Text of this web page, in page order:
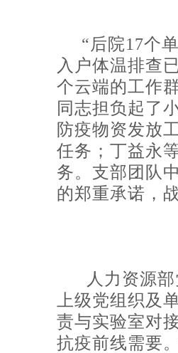
“后院17个
入户体温排查
个云端的工作
同志担负起了
防疫物资发放
任务；丁益永
务。支部团队
的郑重承诺，
人力资源
上级党组织及
责与实验室对
抗疫前线需要